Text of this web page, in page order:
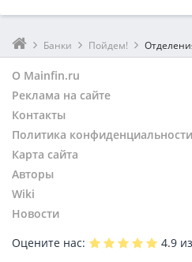
Банки Пойдем!
О Mainfin.ru
Реклама на сайте
Контакты
Политика конфиденциальности
Карта сайта
Авторы
Wiki
Новости
Оцените нас:
4.9